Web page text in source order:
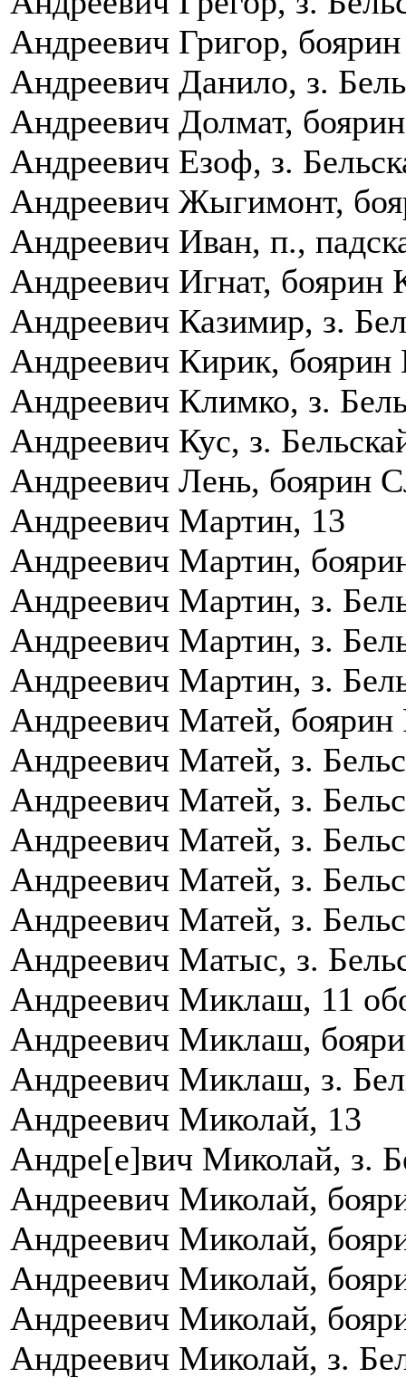
Андреевич Григор,
Андреевич Данило, з.
Андреевич Долмат,
Андреевич Езоф, з.
Андреевич Жыгимонт,
Андреевич Иван, п.,
Андреевич Игнат, боярин
Андреевич Казимир, з.
Андреевич Кирик, боярин
Андреевич Климко, з.
Андреевич Кус, з.
Андреевич Лень, боярин
Андреевич Мартин, 13
Андреевич Мартин,
Андреевич Мартин, з.
Андреевич Мартин, з.
Андреевич Мартин, з.
Андреевич Матей, боярин
Андреевич Матей, з.
Андреевич Матей, з.
Андреевич Матей, з.
Андреевич Матей, з.
Андреевич Матей, з.
Андреевич Матыс, з.
Андреевич Миклаш, 11
Андреевич Миклаш,
Андреевич Миклаш, з.
Андреевич Миколай, 13
Андре[е]вич Миколай, з.
Андреевич Миколай,
Андреевич Миколай,
Андреевич Миколай,
Андреевич Миколай,
Андреевич Миколай, з.